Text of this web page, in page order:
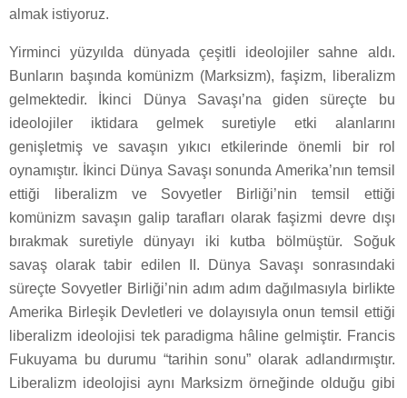
almak istiyoruz.
Yirminci yüzyılda dünyada çeşitli ideolojiler sahne aldı.
Bunların başında komünizm (Marksizm), faşizm, liberalizm
gelmektedir. İkinci Dünya Savaşı’na giden süreçte bu
ideolojiler iktidara gelmek suretiyle etki alanlarını
genişletmiş ve savaşın yıkıcı etkilerinde önemli bir rol
oynamıştır. İkinci Dünya Savaşı sonunda Amerika’nın temsil
ettiği liberalizm ve Sovyetler Birliği’nin temsil ettiği
komünizm savaşın galip tarafları olarak faşizmi devre dışı
bırakmak suretiyle dünyayı iki kutba bölmüştür. Soğuk
savaş olarak tabir edilen II. Dünya Savaşı sonrasındaki
süreçte Sovyetler Birliği’nin adım adım dağılmasıyla birlikte
Amerika Birleşik Devletleri ve dolayısıyla onun temsil ettiği
liberalizm ideolojisi tek paradigma hâline gelmiştir. Francis
Fukuyama bu durumu “tarihin sonu” olarak adlandırmıştır.
Liberalizm ideolojisi aynı Marksizm örneğinde olduğu gibi